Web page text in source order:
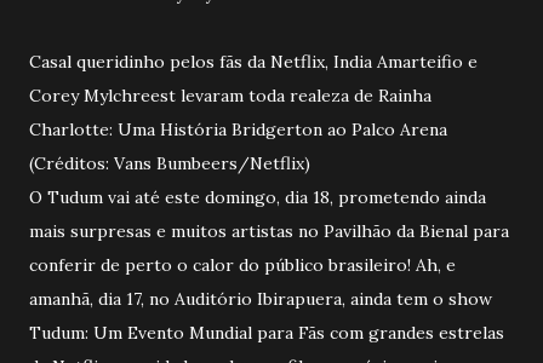
Casal queridinho pelos fãs da Netflix, India Amarteifio e
Corey Mylchreest levaram toda realeza de Rainha
Charlotte: Uma História Bridgerton ao Palco Arena
(Créditos: Vans Bumbeers/Netflix)
O Tudum vai até este domingo, dia 18, prometendo ainda
mais surpresas e muitos artistas no Pavilhão da Bienal para
conferir de perto o calor do público brasileiro! Ah, e
amanhã, dia 17, no Auditório Ibirapuera, ainda tem o show
Tudum: Um Evento Mundial para Fãs com grandes estrelas